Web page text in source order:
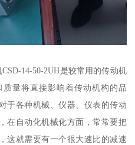
14-50-2UH是较常用的传动机
量将直接影响着传动机构的品
于各种机械、仪器、仪表的传动
在自动化机械化方面，常常要把
这就需要有一个很大速比的减速